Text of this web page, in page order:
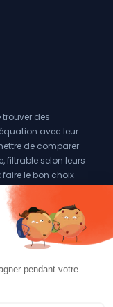
trouver des
avec leur
de comparer
filtrable selon leurs
le bon choix